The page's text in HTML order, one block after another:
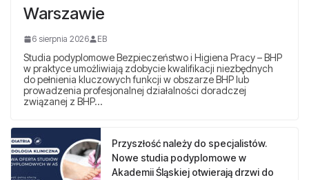
Warszawie
6 sierpnia 2026 EB
Studia podyplomowe Bezpieczeństwo i Higiena Pracy – BHP
w praktyce umożliwiają zdobycie kwalifikacji niezbędnych
do pełnienia kluczowych funkcji w obszarze BHP lub
prowadzenia profesjonalnej działalności doradczej
związanej z BHP…
Przyszłość należy do specjalistów.
Nowe studia podyplomowe w
Akademii Śląskiej otwierają drzwi do